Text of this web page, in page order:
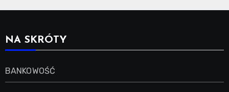
NA SKRÓTY
BANKOWOŚĆ